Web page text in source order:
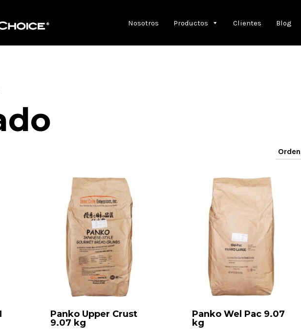
Nosotros Productos Clientes Blog
Panko Upper Crust
9.07 kg
Panko Wel Pac 9.07
kg